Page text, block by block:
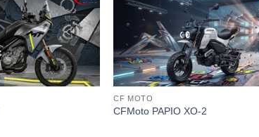
CF MOTO
CFMoto PAPIO XO-2